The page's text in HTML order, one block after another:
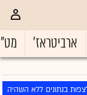
ארביטראז'
בנתונים ללא השהיה